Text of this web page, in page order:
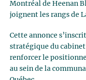
Montréal de Heenan
joignent les rangs de
Cette annonce
stratégique du
renforcer le
au sein de la